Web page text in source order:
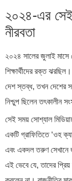
২০২৪-এর সেই
নীরবতা
২০২৪ সালের জুলাই
শিক্ষার্থীদের রক্ত
দেশ স্তব্ধ, তখন দেশের
নিশ্চুপ ছিলেন তৎকালীন
সেই সময় সোশ্যাল
একটি গ্রাফিতিতে ‘ওহ
এবং একদল তরুণ সেখানে
এই ভেবে যে, তাদের